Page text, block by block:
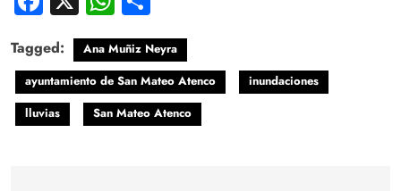
Tagged:
Ana Muñiz Neyra
ayuntamiento de San Mateo Atenco
inundaciones
lluvias
San Mateo Atenco